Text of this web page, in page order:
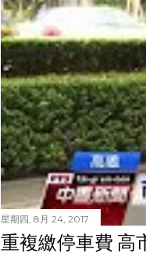
星期四, 8月 24, 2017
重複繳停車費 高